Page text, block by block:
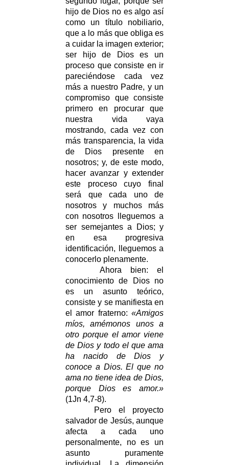
hijo de Dios no es algo así
como un título nobiliario,
que a lo más que obliga es
a cuidar la imagen exterior;
ser hijo de Dios es un
proceso que consiste en ir
pareciéndose cada vez
más a nuestro Padre, y un
compromiso que consiste
primero en procurar que
nuestra vida vaya
mostrando, cada vez con
más transparencia, la vida
de Dios presente en
nosotros; y, de este modo,
hacer avanzar y extender
este proceso cuyo final
será que cada uno de
nosotros y muchos más
con nosotros lleguemos a
ser semejantes a Dios; y
en esa progresiva
identificación, lleguemos a
conocerlo plenamente.
Ahora bien: el
conocimiento de Dios no
es un asunto teórico,
consiste y se manifiesta en
el amor fraterno: «Amigos
míos, amémonos unos a
otro porque el amor viene
de Dios y todo el que ama
ha nacido de Dios y
conoce a Dios. El que no
ama no tiene idea de Dios,
porque Dios es amor.»
(1Jn 4,7-8).
Pero el proyecto
salvador de Jesús, aunque
afecta a cada uno
personalmente, no es un
asunto puramente